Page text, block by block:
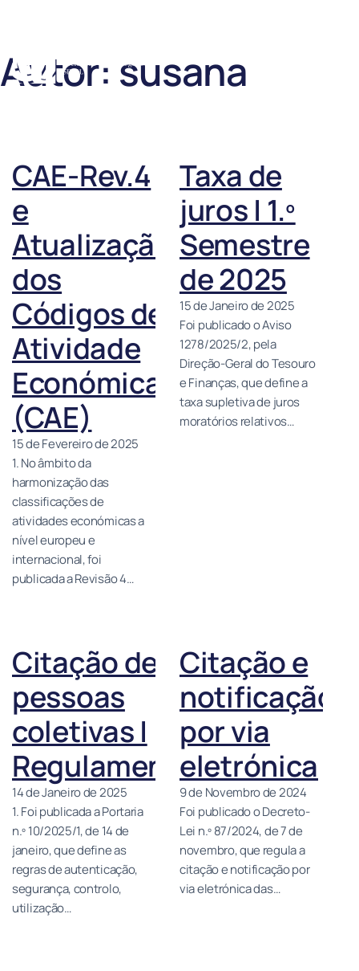
Autor: susana
CAE-Rev.4
e
Atualização
dos
Códigos de
Atividade
Económica
(CAE)
15 de Fevereiro de 2025
1. No âmbito da
harmonização das
classificações de
atividades económicas a
nível europeu e
internacional, foi
publicada a Revisão 4…
Taxa de
juros | 1.º
Semestre
de 2025
15 de Janeiro de 2025
Foi publicado o Aviso
1278/2025/2, pela
Direção-Geral do Tesouro
e Finanças, que define a
taxa supletiva de juros
moratórios relativos…
Citação de
pessoas
coletivas |
Regulamentação
14 de Janeiro de 2025
1. Foi publicada a Portaria
n.º 10/2025/1, de 14 de
janeiro, que define as
regras de autenticação,
segurança, controlo,
utilização…
Citação e
notificação
por via
eletrónica
9 de Novembro de 2024
Foi publicado o Decreto-
Lei n.º 87/2024, de 7 de
novembro, que regula a
citação e notificação por
via eletrónica das…